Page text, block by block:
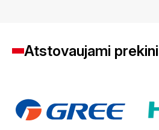
Atstovaujami